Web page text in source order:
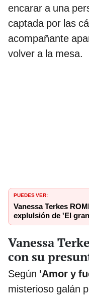
encarar a una
captada por las
acompañante
volver a la mesa.
PUEDES VER:
Vanessa Terkes
explulsión de 'El
Vanessa
con su
Según 'Amor y
misterioso galán